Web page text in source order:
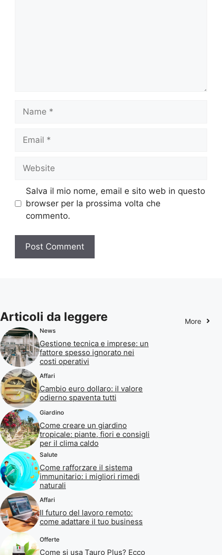
Name
Email
Website
Salva il mio nome, email e sito web in questo
browser per la prossima volta che
commento.
Articoli da leggere More
News
Gestione tecnica e imprese: un
fattore spesso ignorato nei
costi operativi
Affari
Cambio euro dollaro: il valore
odierno spaventa tutti
Giardino
Come creare un giardino
tropicale: piante, fiori e consigli
per il clima caldo
Salute
Come rafforzare il sistema
immunitario: i migliori rimedi
naturali
Affari
Il futuro del lavoro remoto:
come adattare il tuo business
Offerte
Come si usa Tauro Plus? Ecco